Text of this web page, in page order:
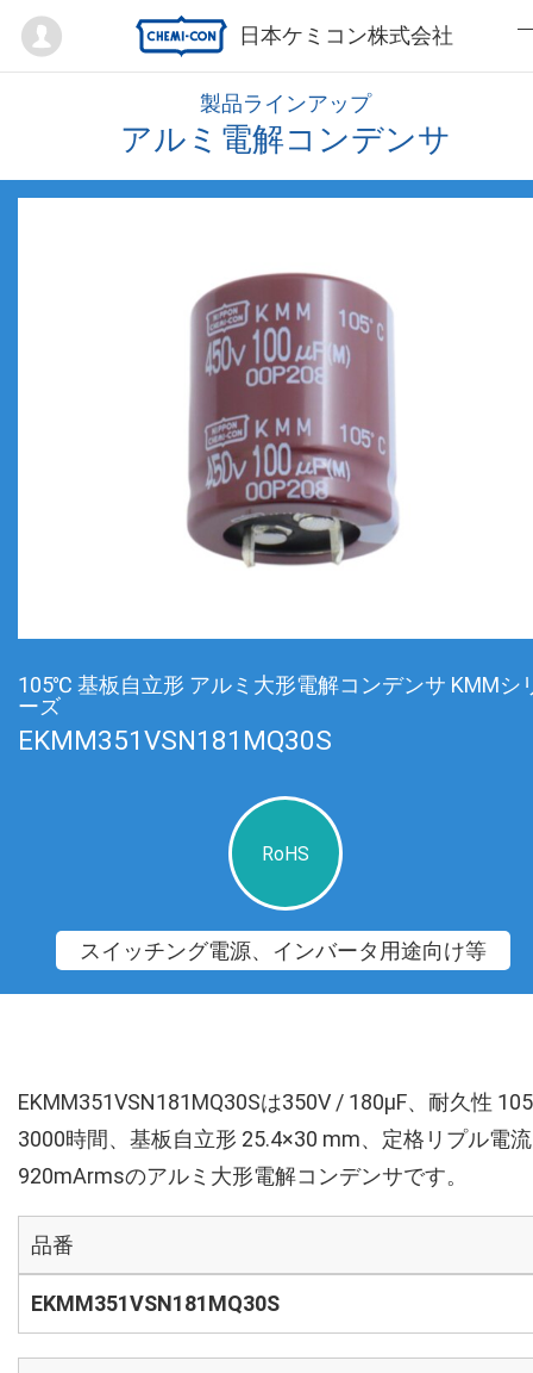
日本ケミコン株式会社
Mypage
製品ラインアップ
アルミ電解コンデンサ
105℃ 基板自立形 アルミ大形電解コンデンサ KMMシ
ーズ
EKMM351VSN181MQ30S
RoHS
スイッチング電源、インバータ用途向け等
EKMM351VSN181MQ30Sは350V / 180µF、耐久性
3000時間、基板自立形 25.4×30 mm、定格リプル電流
920mArmsのアルミ大形電解コンデンサです。
品番
EKMM351VSN181MQ30S